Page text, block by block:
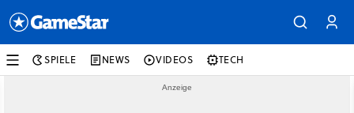
SPIELE NEWS VIDEOS TECH